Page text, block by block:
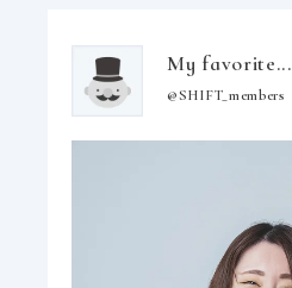
My favorite...
@SHIFT_members